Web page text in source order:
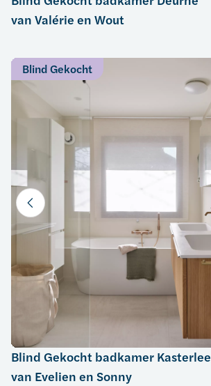
van Valérie en Wout
Blind Gekocht
Blind Gekocht badkamer Kasterlee
van Evelien en Sonny